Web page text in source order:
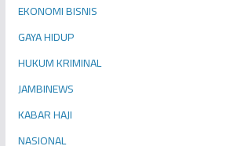
EKONOMI BISNIS
GAYA HIDUP
HUKUM KRIMINAL
JAMBINEWS
KABAR HAJI
NASIONAL